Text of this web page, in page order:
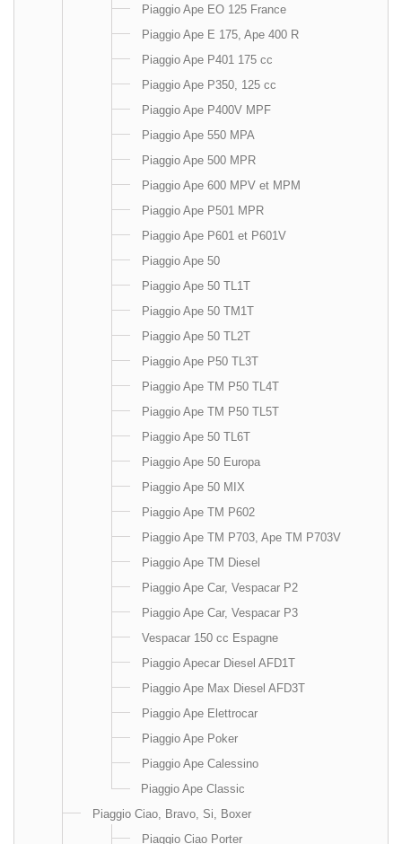
Piaggio Ape EO 125 France
Piaggio Ape E 175, Ape 400 R
Piaggio Ape P401 175 cc
Piaggio Ape P350, 125 cc
Piaggio Ape P400V MPF
Piaggio Ape 550 MPA
Piaggio Ape 500 MPR
Piaggio Ape 600 MPV et MPM
Piaggio Ape P501 MPR
Piaggio Ape P601 et P601V
Piaggio Ape 50
Piaggio Ape 50 TL1T
Piaggio Ape 50 TM1T
Piaggio Ape 50 TL2T
Piaggio Ape P50 TL3T
Piaggio Ape TM P50 TL4T
Piaggio Ape TM P50 TL5T
Piaggio Ape 50 TL6T
Piaggio Ape 50 Europa
Piaggio Ape 50 MIX
Piaggio Ape TM P602
Piaggio Ape TM P703, Ape TM P703V
Piaggio Ape TM Diesel
Piaggio Ape Car, Vespacar P2
Piaggio Ape Car, Vespacar P3
Vespacar 150 cc Espagne
Piaggio Apecar Diesel AFD1T
Piaggio Ape Max Diesel AFD3T
Piaggio Ape Elettrocar
Piaggio Ape Poker
Piaggio Ape Calessino
Piaggio Ape Classic
Piaggio Ciao, Bravo, Si, Boxer
Piaggio Ciao Porter